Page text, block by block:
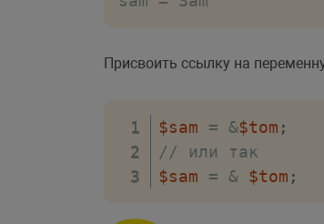
Присвоить ссылку на
$sam = &$tom ;
// или так
$sam
= & $tom ;